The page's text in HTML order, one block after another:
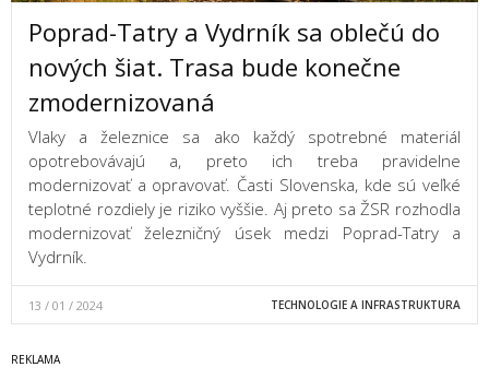
Poprad-Tatry a Vydrník sa oblečú do
nových šiat. Trasa bude konečne
zmodernizovaná
Vlaky a železnice sa ako každý spotrebné materiál
opotrebovávajú a, preto ich treba pravidelne
modernizovať a opravovať. Časti Slovenska, kde sú veľké
teplotné rozdiely je riziko vyššie. Aj preto sa ŽSR rozhodla
modernizovať železničný úsek medzi Poprad-Tatry a
Vydrník.
13 / 01 / 2024 TECHNOLOGIE A INFRASTRUKTURA